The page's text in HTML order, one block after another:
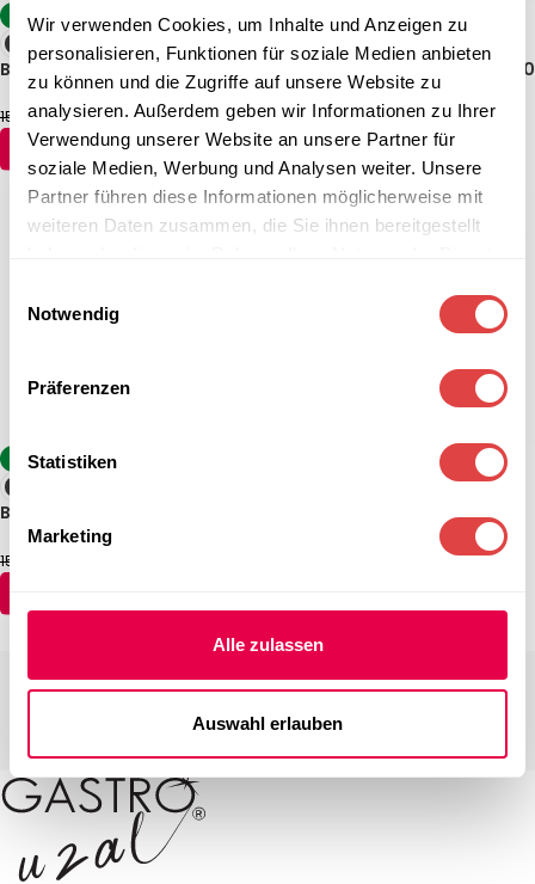
Wir verwenden Cookies, um Inhalte und Anzeigen zu
personalisieren, Funktionen für soziale Medien anbieten
zu können und die Zugriffe auf unsere Website zu
analysieren. Außerdem geben wir Informationen zu Ihrer
Verwendung unserer Website an unsere Partner für
soziale Medien, Werbung und Analysen weiter. Unsere
Partner führen diese Informationen möglicherweise mit
weiteren Daten zusammen, die Sie ihnen bereitgestellt
Notwendig
Präferenzen
Statistiken
Marketing
Alle zulassen
Auswahl erlauben
-8%
Biergartentisch Prato Rund
154,64€142,74€(inkl. MwSt.)
AUSFÜHRUNG WÄHLEN
-2%
Biergartentisch TERRAZZA 140
x 85 cm
202,24€197,48€ (inkl. MwSt.)
AUSFÜHRUNG WÄHLEN
-8%
Biergartentisch Terrazza 80 x
80 cm
154,64
Biergartentisch Prato
(inkl. MwSt.)